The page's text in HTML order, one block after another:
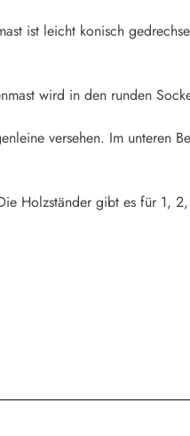
ist leicht konisch
wird in den runden
versehen. Im unteren
Holzständer gibt es für 1,